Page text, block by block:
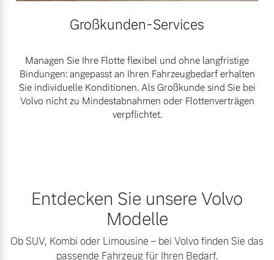
Großkunden-Services
Managen Sie Ihre Flotte flexibel und ohne langfristige
Bindungen: angepasst an Ihren Fahrzeugbedarf erhalten
Sie individuelle Konditionen. Als Großkunde sind Sie bei
Volvo nicht zu Mindestabnahmen oder Flottenverträgen
verpflichtet.
Entdecken Sie unsere Volvo
Modelle
Ob SUV, Kombi oder Limousine – bei Volvo finden Sie das
passende Fahrzeug für Ihren Bedarf.